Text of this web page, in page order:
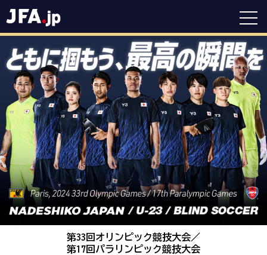
第33回オリンピック競技大会／
第17回パラリンピック競技大会